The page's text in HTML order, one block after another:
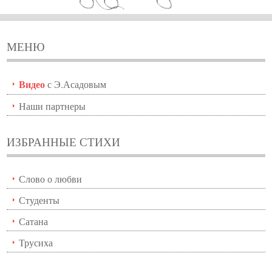
МЕНЮ
Видеос Э.Асадовым
Наши партнеры
ИЗБРАННЫЕ СТИХИ
Слово о любви
Студенты
Сатана
Трусиха